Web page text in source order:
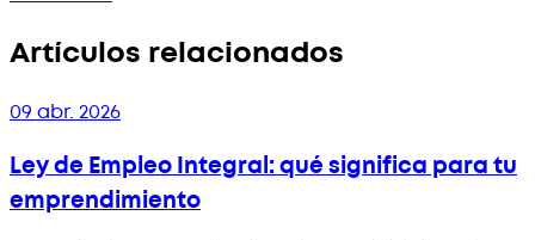
Artículos relacionados
09 abr. 2026
Ley de Empleo Integral: qué significa para tu
emprendimiento